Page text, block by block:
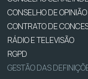
CONSELHO DE OPINIÃO
CONTRATO DE
RÁDIO E TELEVISÃO
RGPD
GESTÃO DAS